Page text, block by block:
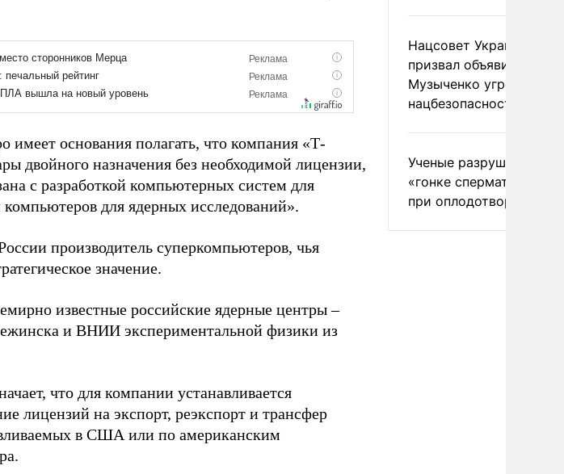
основания полагать, что компания «Т-
двойного назначения без необходимой лицензии,
с разработкой компьютерных систем для
для ядерных исследований».
производитель суперкомпьютеров, чья
значение.
известные российские ядерные центры –
и ВНИИ экспериментальной физики из
что для компании устанавливается
лицензий на экспорт, реэкспорт и трансфер
в США или по американским
Нацсовет Украины по
призвал объявить
Музыченко угрозой
нацбезопасности
Ученые разрушили миф
«гонке
при оплодотворении